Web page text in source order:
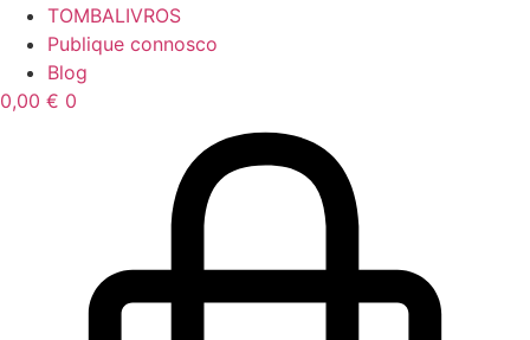
TOMBALIVROS
Publique connosco
Blog
0,00 € 0